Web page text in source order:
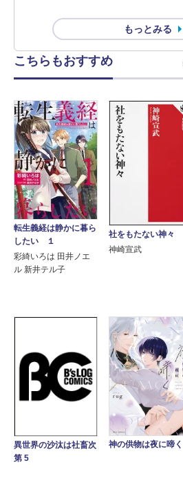
もっとみる
こちらもおすすめ
転生義経は静かに暮ら
したい １
彩綺いろは 田井ノエ
ル 新井テル子
社をもたない神々
神崎宣武
異世界の沙汰は社畜次
第 5
神の供物は夜に啼く